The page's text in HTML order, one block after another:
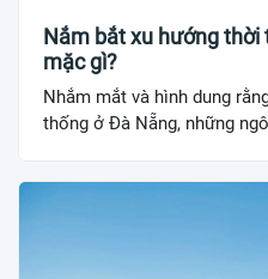
Nắm bắt xu hướng thời
mặc gì?
Nhắm mắt và hình dung
thống ở Đà Nẵng, những